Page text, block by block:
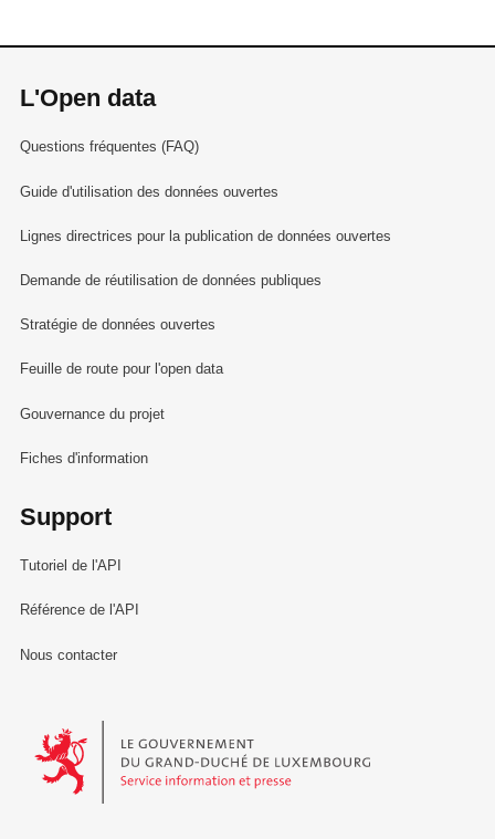
L'Open data
Questions fréquentes (FAQ)
Guide d'utilisation des données ouvertes
Lignes directrices pour la publication de données ouvertes
Demande de réutilisation de données publiques
Stratégie de données ouvertes
Feuille de route pour l'open data
Gouvernance du projet
Fiches d'information
Support
Tutoriel de l'API
Référence de l'API
Nous contacter
Le Gouvernement du Grand-Duché de Luxembourg - Service